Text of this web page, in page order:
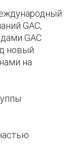
GAC,
GAC
новый
на